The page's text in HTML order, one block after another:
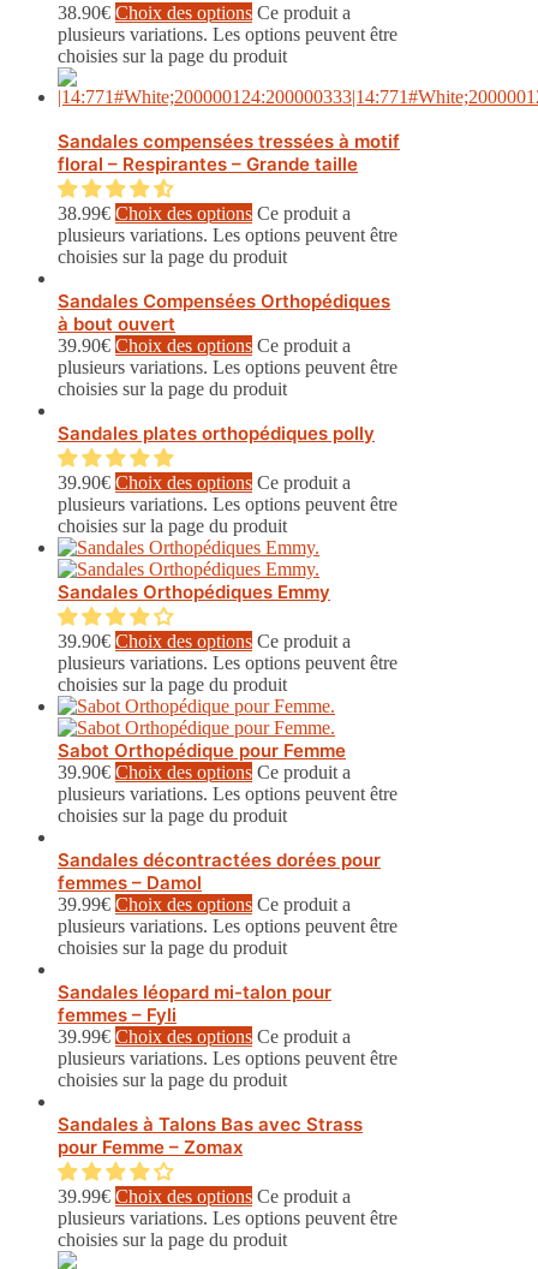
38.90€ Choix des options Ce produit a
plusieurs variations. Les options peuvent être
choisies sur la page du produit
Sandales compensées tressées à motif
floral – Respirantes – Grande taille
38.99€ Choix des options Ce produit a
plusieurs variations. Les options peuvent être
choisies sur la page du produit
Sandales Compensées Orthopédiques
à bout ouvert
39.90€ Choix des options Ce produit a
plusieurs variations. Les options peuvent être
choisies sur la page du produit
Sandales plates orthopédiques polly
39.90€ Choix des options Ce produit a
plusieurs variations. Les options peuvent être
choisies sur la page du produit
Sandales Orthopédiques Emmy
39.90€ Choix des options Ce produit a
plusieurs variations. Les options peuvent être
choisies sur la page du produit
Sabot Orthopédique pour Femme
39.90€ Choix des options Ce produit a
plusieurs variations. Les options peuvent être
choisies sur la page du produit
Sandales décontractées dorées pour
femmes – Damol
39.99€ Choix des options Ce produit a
plusieurs variations. Les options peuvent être
choisies sur la page du produit
Sandales léopard mi-talon pour
femmes – Fyli
39.99€ Choix des options Ce produit a
plusieurs variations. Les options peuvent être
choisies sur la page du produit
Sandales à Talons Bas avec Strass
pour Femme – Zomax
39.99€ Choix des options Ce produit a
plusieurs variations. Les options peuvent être
choisies sur la page du produit